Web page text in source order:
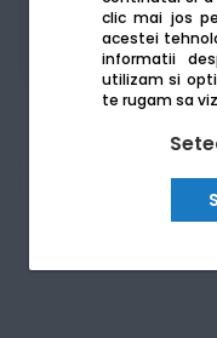
clic mai jos
acestei
informatii
utilizam si
te rugam sa
Produsele
achizitii